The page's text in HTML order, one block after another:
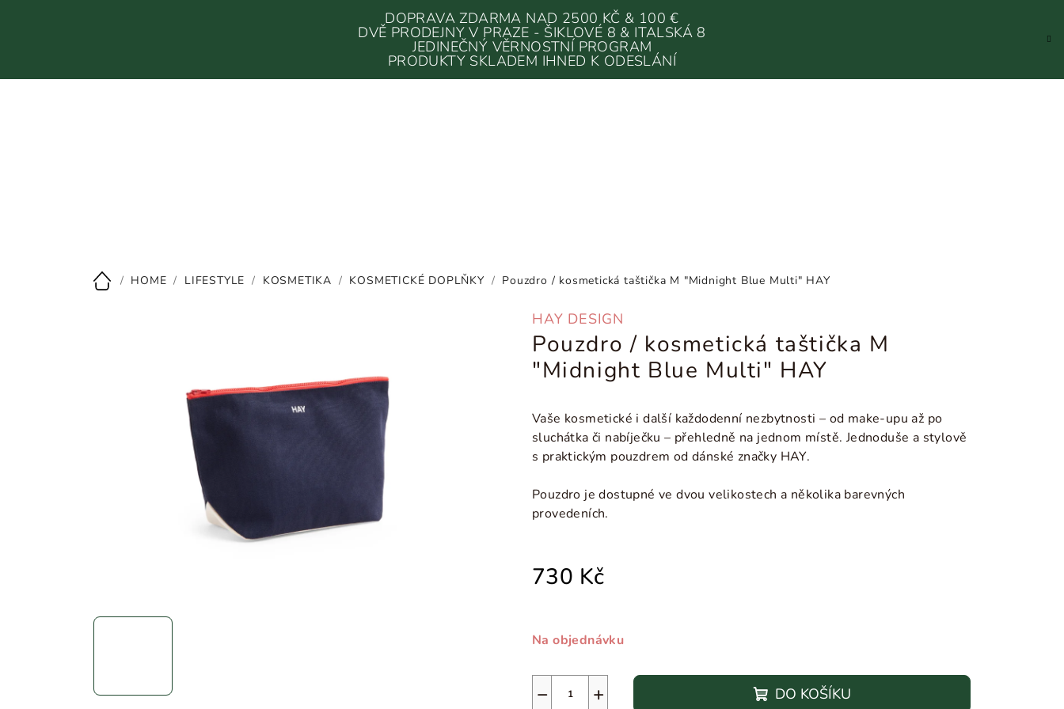
DOPRAVA ZDARMA NAD 2500 KČ & 100 €
DVĚ PRODEJNY V PRAZE - ŠIKLOVÉ 8 & ITALSKÁ 8
JEDINEČNÝ VĚRNOSTNÍ PROGRAM
PRODUKTY SKLADEM IHNED K ODESLÁNÍ
Domů
/ HOME / LIFESTYLE / KOSMETIKA / KOSMETICKÉ DOPLŇKY / Pouzdro / kosmetická taštička M "Midnight Blue Multi" HAY
HAY DESIGN
Pouzdro / kosmetická taštička M
"Midnight Blue Multi" HAY
Vaše kosmetické i další každodenní nezbytnosti – od make-upu až po
sluchátka či nabíječku– přehledně na jednom místě. Jednoduše a stylově
s praktickým pouzdrem od dánské značky HAY.
Pouzdro je dostupné ve dvou velikostech a několika barevných
provedeních.
730 Kč
Na objednávku
+
− DO KOŠÍKU